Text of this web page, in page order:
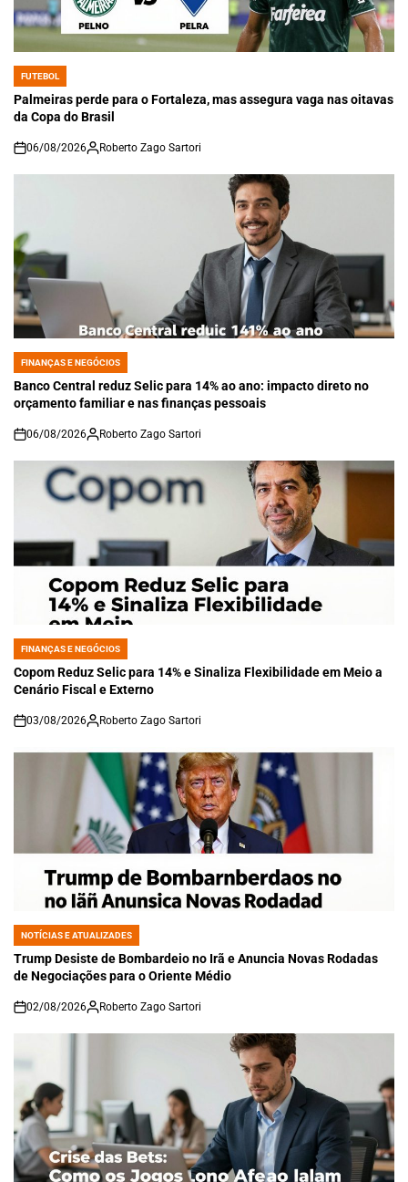
POSTED
IN
FUTEBOL
Palmeiras perde para o Fortaleza, mas assegura vaga nas oitavas
da Copa do Brasil
on
06/08/2026 Roberto Zago Sartori
POSTED
IN
FINANÇAS E NEGÓCIOS
Banco Central reduz Selic para 14% ao ano: impacto direto no
orçamento familiar e nas finanças pessoais
on
06/08/2026 Roberto Zago Sartori
POSTED
IN
FINANÇAS E NEGÓCIOS
Copom Reduz Selic para 14% e Sinaliza Flexibilidade em Meio a
Cenário Fiscal e Externo
on
03/08/2026 Roberto Zago Sartori
POSTED
IN
NOTÍCIAS E ATUALIZADES
Trump Desiste de Bombardeio no Irã e Anuncia Novas Rodadas
de Negociações para o Oriente Médio
on
02/08/2026 Roberto Zago Sartori